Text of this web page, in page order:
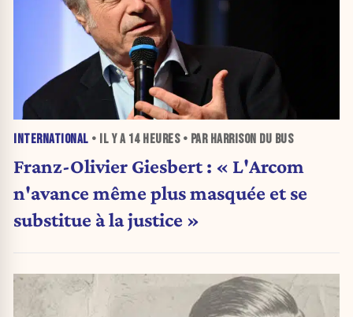
INTERNATIONAL • IL Y A 14 HEURES• PAR HARRISON DU BUS
Franz-Olivier Giesbert : « L'Arcom
n'avance même plus masquée et se
substitue à la justice »